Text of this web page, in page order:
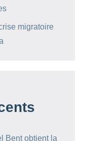
migratoire
Bent obtient la